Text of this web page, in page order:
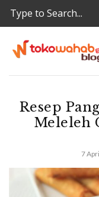
Resep
Meleleh
7